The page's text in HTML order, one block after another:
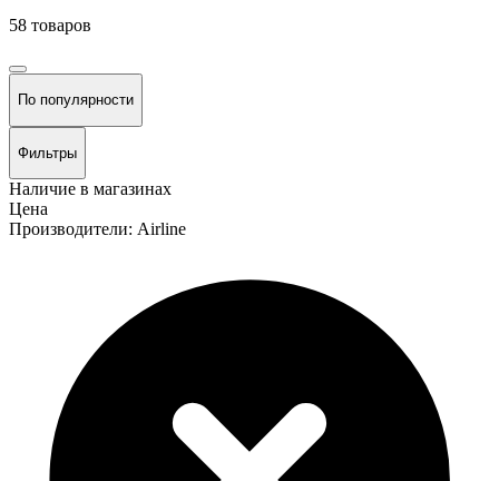
58 товаров
По популярности
Фильтры
Наличие в магазинах
Цена
Производители: Airline